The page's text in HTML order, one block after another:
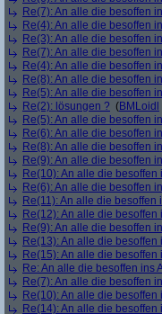
Re(7): An alle die besoffen
Re(4): An alle die besoffen
Re(3): An alle die besoffen
Re(7): An alle die besoffen
Re(4): An alle die besoffen
Re(8): An alle die besoffen
Re(5): An alle die besoffen
Re(2): lösungen ? (BMLoidl
Re(5): An alle die besoffen
Re(6): An alle die besoffen
Re(8): An alle die besoffen
Re(9): An alle die besoffen
Re(10): An alle die besoffen
Re(6): An alle die besoffen
Re(11): An alle die besoffen
Re(12): An alle die besoffen
Re(9): An alle die besoffen
Re(13): An alle die besoffen
Re(15): An alle die besoffen
Re: An alle die besoffen ins
Re(7): An alle die besoffen
Re(10): An alle die besoffen
Re(14): An alle die besoffen